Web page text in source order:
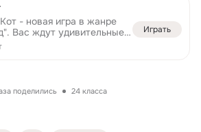
- новая игра в жанре
Вас ждут удивительные
разнообразные уровни
загадки.
Играть
поделились 24 класса